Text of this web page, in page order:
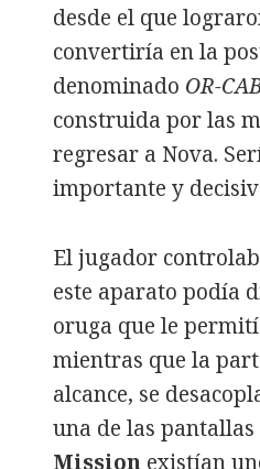
desde el que
convertiría en la
denominado OR-
construida por las
regresar a Nova.
importante y
El jugador
este aparato podía
oruga que le
mientras que la
alcance, se
una de las
Mission existían